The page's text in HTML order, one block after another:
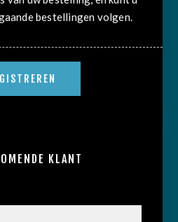
bestellingen volgen.
KLANT